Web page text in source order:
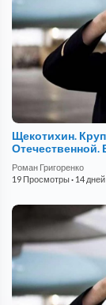
Щекотихин.
Отечественной.
Роман Григоренко
19 Просмотры· 14